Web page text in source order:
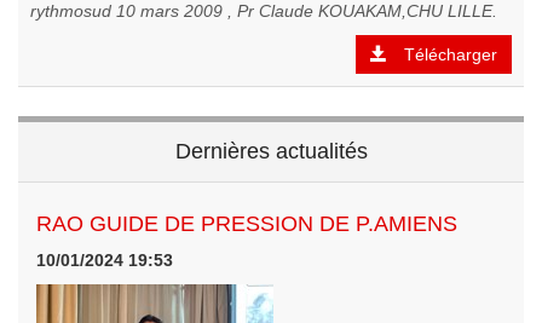
rythmosud 10 mars 2009 , Pr Claude KOUAKAM,CHU LILLE.
Télécharger
Dernières actualités
RAO GUIDE DE PRESSION DE P.AMIENS
10/01/2024 19:53